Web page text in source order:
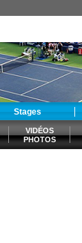
Stages
VIDÉOS
PHOTOS